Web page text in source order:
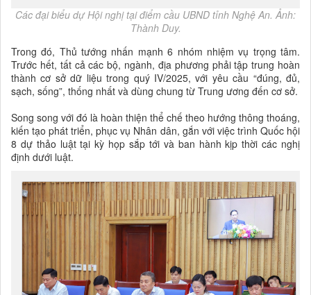
Các đại biểu dự Hội nghị tại điểm cầu UBND tỉnh Nghệ An. Ảnh:
Thành Duy.
Trong đó, Thủ tướng nhấn mạnh 6 nhóm nhiệm vụ trọng tâm.
Trước hết, tất cả các bộ, ngành, địa phương phải tập trung hoàn
thành cơ sở dữ liệu trong quý IV/2025, với yêu cầu “đúng, đủ,
sạch, sống”, thống nhất và dùng chung từ Trung ương đến cơ sở.
Song song với đó là hoàn thiện thể chế theo hướng thông thoáng,
kiến tạo phát triển, phục vụ Nhân dân, gắn với việc trình Quốc hội
8 dự thảo luật tại kỳ họp sắp tới và ban hành kịp thời các nghị
định dưới luật.